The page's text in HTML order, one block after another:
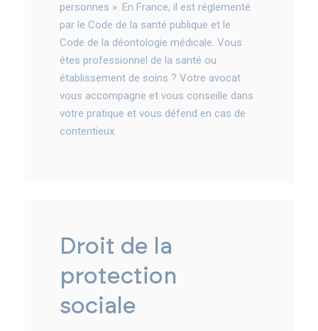
personnes ». En France, il est réglementé
par le Code de la santé publique et le
Code de la déontologie médicale. Vous
êtes professionnel de la santé ou
établissement de soins ? Votre avocat
vous accompagne et vous conseille dans
votre pratique et vous défend en cas de
contentieux.
droit de la
protection
sociale